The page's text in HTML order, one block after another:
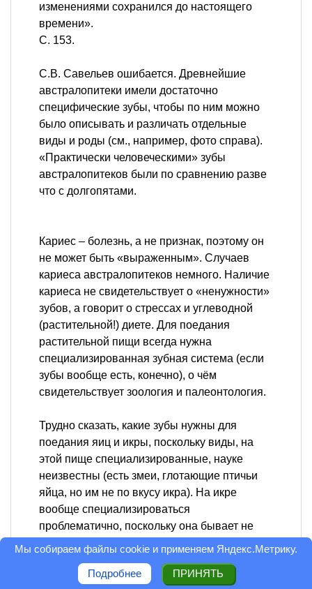
изменениями сохранился до настоящего
времени».
C. 153.
С.В. Савельев ошибается. Древнейшие
австралопитеки имели достаточно
специфические зубы, чтобы по ним можно
было описывать и различать отдельные
виды и роды (см., например, фото справа).
«Практически человеческими» зубы
австралопитеков были по сравнению разве
что с долгопятами.
Кариес – болезнь, а не признак, поэтому он
не может быть «выраженным». Случаев
кариеса австралопитеков немного. Наличие
кариеса не свидетельствует о «ненужности»
зубов, а говорит о стрессах и углеводной
(растительной!) диете. Для поедания
растительной пищи всегда нужна
специализированная зубная система (если
зубы вообще есть, конечно), о чём
свидетельствует зоология и палеонтология.
Трудно сказать, какие зубы нужны для
поедания яиц и икры, поскольку виды, на
этой пище специализированные, науке
неизвестны (есть змеи, глотающие птичьи
яйца, но им не по вкусу икра). На икре
вообще специализироваться
проблематично, поскольку она бывает не
весь год и редко доступна в большом
=====================================
Мы собираем файлы cookie и применяем Яндекс.Метрику.
Подробнее ПРИНЯТЬ